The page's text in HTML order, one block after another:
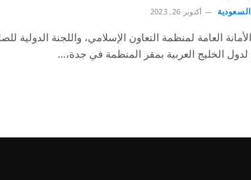
أكتوبر 26, 2023
العامة لمنظمة التعاون الإسلامي، واللجنة الدولية
لدول الخليج العربية بمقر المنظمة في جدة،…